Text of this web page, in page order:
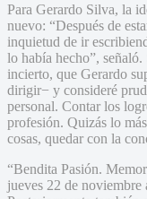
Para Gerardo Silva, la
nuevo: “Después de
inquietud de ir
lo había hecho”,
incierto, que Gerardo
dirigir− y consideré
personal. Contar los
profesión. Quizás lo
cosas, quedar con la
“Bendita Pasión.
jueves 22 de